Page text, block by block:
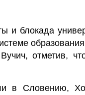
и блокада
отметив,
в Словению,